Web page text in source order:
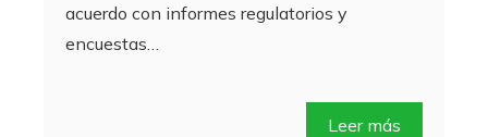
acuerdo con informes regulatorios y
encuestas…
Leer más